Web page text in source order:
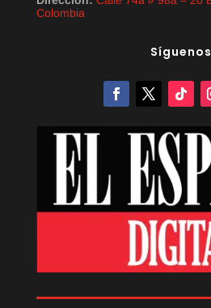
Colombia
Síguenos